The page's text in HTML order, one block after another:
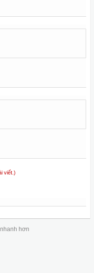
viết.)
hơn